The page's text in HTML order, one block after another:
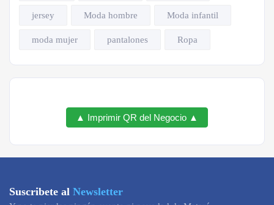
jersey Moda hombre Moda infantil
moda mujer pantalones Ropa
▲ Imprimir QR del Negocio ▲
Suscribete al Newsletter